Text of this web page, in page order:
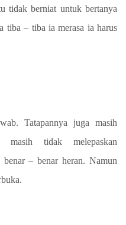
tidak berniat untuk bertanya
tiba – tiba ia merasa ia harus
Tatapannya juga masih
tidak melepaskan
– benar heran. Namun